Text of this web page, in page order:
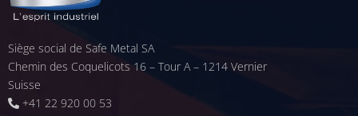
Siège social de Safe Metal SA
Chemin des Coquelicots 16 – Tour A – 1214 Vernier
Suisse
+41 22 920 00 53